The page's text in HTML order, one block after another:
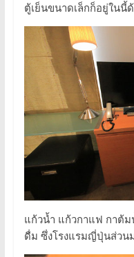
ตู้เย็นขนาดเล็กก็อยู่ในนี้
แก้วน้ำ แก้วกาแฟ กาต้
ดื่ม ซึ่งโรงแรมญี่ปุ่นส่วน